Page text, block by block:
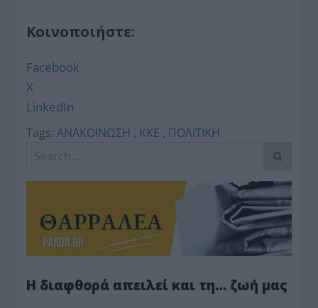
Κοινοποιήστε:
Facebook
X
LinkedIn
Tags: ΑΝΑΚΟΙΝΩΣΗ , ΚΚΕ , ΠΟΛΙΤΙΚΗ
Η διαφθορά απειλεί και τη… ζωή μας